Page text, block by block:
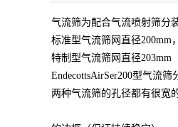
气流筛为配合气流喷射筛分
标准型气流筛网直径200mm
特制型气流筛网直径203mm
EndecottsAirSer200型气流
两种气流筛的孔径都有很宽